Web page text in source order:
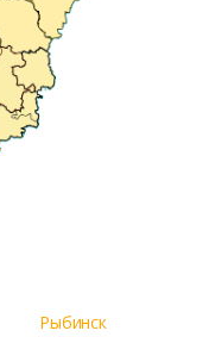
Рыбинск